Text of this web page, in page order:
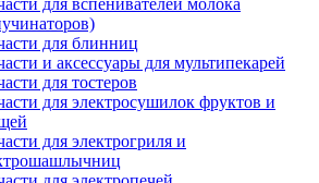
для вспенивателей молока
для блинниц
и аксессуары для мультипекарей
для тостеров
для электросушилок фруктов и
для электрогриля и